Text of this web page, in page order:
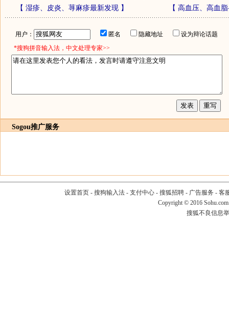
【 湿疹、皮炎、荨麻疹最新发现】 【 高血压、高血
用户： 匿名 隐藏地址
设为辩论话题
*搜狗拼音输入法，中文处理专家>>
Sogou推广服务
设置首页- 搜狗输入法- 支付中心- 搜狐招聘- 广告服务 - 客
Copyright © 2016
搜狐不良信息